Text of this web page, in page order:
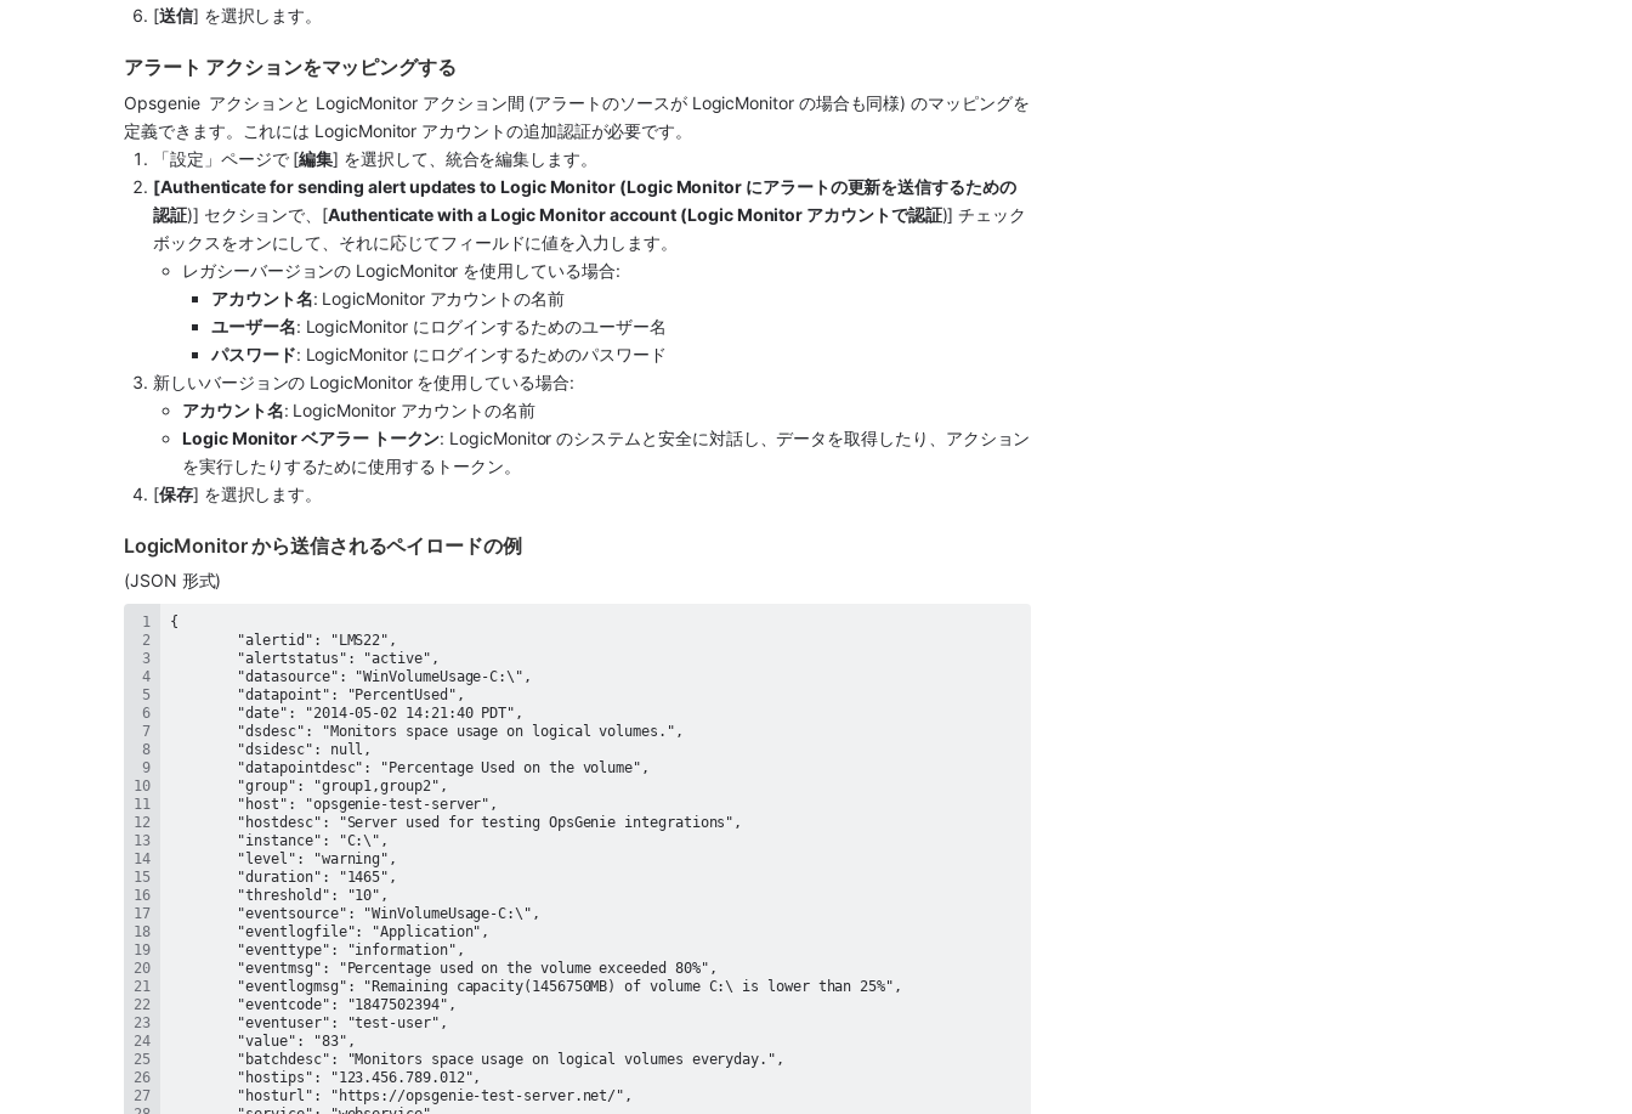
[送信] を選択します。
アラート アクションをマッピングする
Opsgenie アクションと LogicMonitor アクション間 (アラートのソースが LogicMonitor の場合も同様) のマッピングを
定義できます。これには LogicMonitor アカウントの追加認証が必要です。
「設定」ページで [編集] を選択して、統合を編集します。
[Authenticate for sending alert updates to Logic Monitor (Logic Monitor にアラートの更新を送信するための
認証)] セクションで、[Authenticate with a Logic Monitor account (Logic Monitor アカウントで認証)] チェック
ボックスをオンにして、それに応じてフィールドに値を入力します。
レガシーバージョンの LogicMonitor を使用している場合:
アカウント名: LogicMonitor アカウントの名前
ユーザー名: LogicMonitor にログインするためのユーザー名
パスワード: LogicMonitor にログインするためのパスワード
新しいバージョンの LogicMonitor を使用している場合:
アカウント名: LogicMonitor アカウントの名前
Logic Monitor ベアラー トークン: LogicMonitor のシステムと安全に対話し、データを取得したり、アクション
を実行したりするために使用するトークン。
[保存] を選択します。
LogicMonitor から送信されるペイロードの例
(JSON 形式)